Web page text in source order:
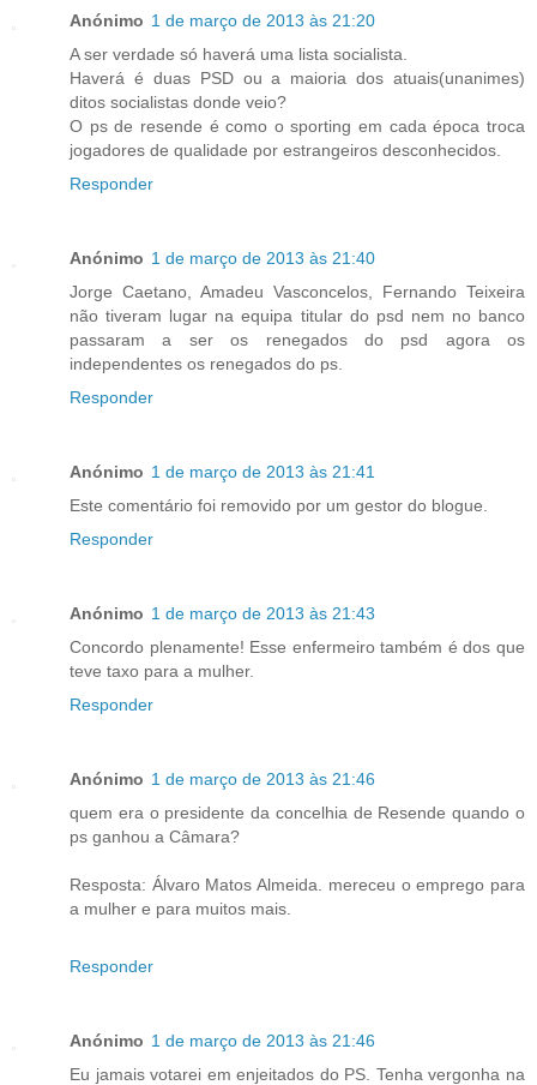
Anónimo 1 de março de 2013 às 21:20
A ser verdade só haverá uma lista socialista.
Haverá é duas PSD ou a maioria dos atuais(unanimes)
ditos socialistas donde veio?
O ps de resende é como o sporting em cada época troca
jogadores de qualidade por estrangeiros desconhecidos.
Responder
Anónimo 1 de março de 2013 às 21:40
Jorge Caetano, Amadeu Vasconcelos, Fernando Teixeira
não tiveram lugar na equipa titular do psd nem no banco
passaram a ser os renegados do psd agora os
independentes os renegados do ps.
Responder
Anónimo 1 de março de 2013 às 21:41
Este comentário foi removido por um gestor do blogue.
Responder
Anónimo 1 de março de 2013 às 21:43
Concordo plenamente! Esse enfermeiro também é dos que
teve taxo para a mulher.
Responder
Anónimo 1 de março de 2013 às 21:46
quem era o presidente da concelhia de Resende quando o
ps ganhou a Câmara?
Resposta: Álvaro Matos Almeida. mereceu o emprego para
a mulher e para muitos mais.
Responder
Anónimo 1 de março de 2013 às 21:46
Eu jamais votarei em enjeitados do PS. Tenha vergonha na